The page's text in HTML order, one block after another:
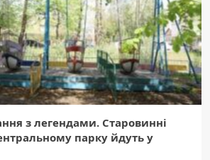
з легендами. Старовинні
парку йдуть у